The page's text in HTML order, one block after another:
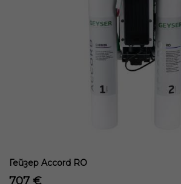
Гейзер Accord RO
707 €